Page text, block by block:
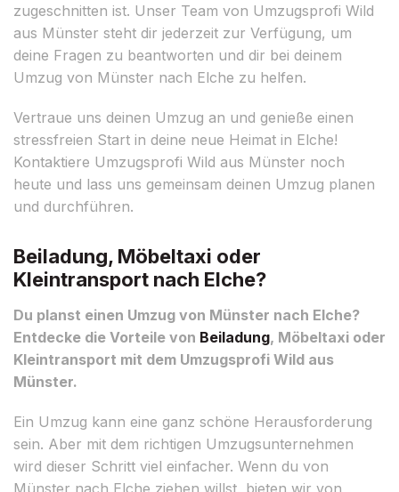
zugeschnitten ist. Unser Team von Umzugsprofi Wild
aus Münster steht dir jederzeit zur Verfügung, um
deine Fragen zu beantworten und dir bei deinem
Umzug von Münster nach Elche zu helfen.
Vertraue uns deinen Umzug an und genieße einen
stressfreien Start in deine neue Heimat in Elche!
Kontaktiere Umzugsprofi Wild aus Münster noch
heute und lass uns gemeinsam deinen Umzug planen
und durchführen.
Beiladung, Möbeltaxi oder
Kleintransport nach Elche?
Du planst einen Umzug von Münster nach Elche?
Entdecke die Vorteile von Beiladung, Möbeltaxi oder
Kleintransport mit dem Umzugsprofi Wild aus
Münster.
Ein Umzug kann eine ganz schöne Herausforderung
sein. Aber mit dem richtigen Umzugsunternehmen
wird dieser Schritt viel einfacher. Wenn du von
Münster nach Elche ziehen willst, bieten wir von